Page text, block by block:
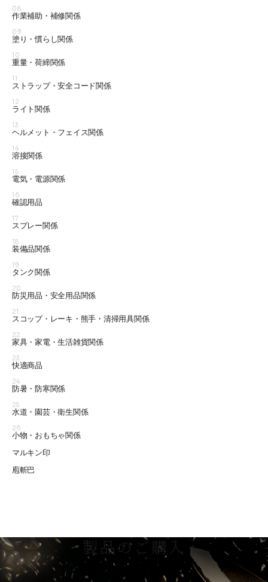
08
作業補助・補修関係
09
塗り・慣らし関係
10
重量・荷締関係
11
ストラップ・安全コード関係
12
ライト関係
13
ヘルメット・フェイス関係
14
溶接関係
15
電気・電源関係
16
確認用品
17
スプレー関係
18
装備品関係
19
タンク関係
20
防災用品・安全用品関係
21
スコップ・レーキ・熊手・清掃用具関係
22
家具・家電・生活雑貨関係
23
快適商品
24
防暑・防寒関係
25
水道・園芸・衛生関係
26
小物・おもちゃ関係
マルキン印
庖斬巴
製品のご購入